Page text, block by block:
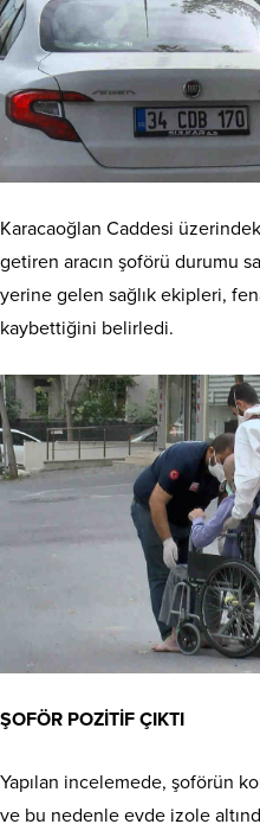
Karacaoğlan Caddesi
getiren aracın şoförü durumu
yerine gelen sağlık ekipleri,
kaybettiğini belirledi.
ŞOFÖR POZİTİF ÇIKTI
Yapılan incelemede, şoförün
ve bu nedenle evde izole